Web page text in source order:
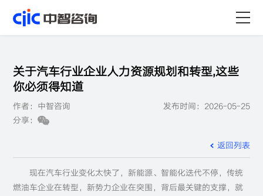
服务
行业
关于
关于汽车行业企业人力资源规划和转型,这些
你必须得知道
作者：中智咨询
发布时间：2026-05-25
分享：
返回列表
现在汽车行业变化太快了，新能源、智能化迭代不停，传统
燃油车企业在转型，新势力企业在突围，背后最关键的支撑，就